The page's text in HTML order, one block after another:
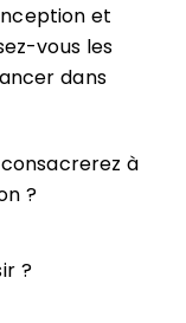
et
vous les
dans
à
?
?